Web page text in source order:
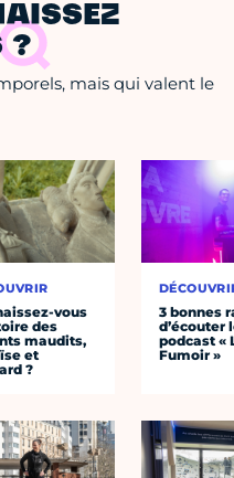
?
mais qui valent le
vous
des
maudits,
et
?
3 bonnes
d’écouter
podcast «
Fumoir »